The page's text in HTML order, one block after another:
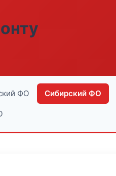
ФО Сибирский ФО